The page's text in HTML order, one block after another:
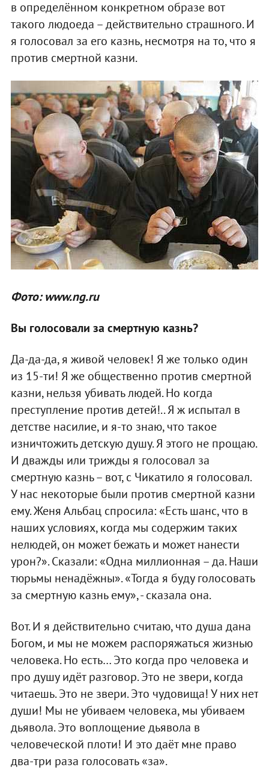
в определённом конкретном образе вот
такого людоеда – действительно страшного. И
я голосовал за его казнь, несмотря на то, что я
против смертной казни.
Фото: www.ng.ru
Вы голосовали за смертную казнь?
Да-да-да, я живой человек! Я же только один
из 15-ти! Я же общественно против смертной
казни, нельзя убивать людей. Но когда
преступление против детей!.. Я ж испытал в
детстве насилие, и я-то знаю, что такое
изничтожить детскую душу. Я этого не прощаю.
И дважды или трижды я голосовал за
смертную казнь – вот, с Чикатило я голосовал.
У нас некоторые были против смертной казни
ему. Женя Альбац спросила: «Есть шанс, что в
наших условиях, когда мы содержим таких
нелюдей, он может бежать и может нанести
урон?». Сказали: «Одна миллионная – да. Наши
тюрьмы ненадёжны». «Тогда я буду голосовать
за смертную казнь ему», - сказала она.
Вот. И я действительно считаю, что душа дана
Богом, и мы не можем распоряжаться жизнью
человека. Но есть… Это когда про человека и
про душу идёт разговор. Это не звери, когда
читаешь. Это не звери. Это чудовища! У них нет
души! Мы не убиваем человека, мы убиваем
дьявола. Это воплощение дьявола в
человеческой плоти! И это даёт мне право
два-три раза голосовать «за».